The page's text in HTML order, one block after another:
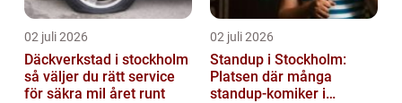
02 juli 2026
Däckverkstad i stockholm
så väljer du rätt service
för säkra mil året runt
02 juli 2026
Standup i Stockholm:
Platsen där många
standup-komiker i